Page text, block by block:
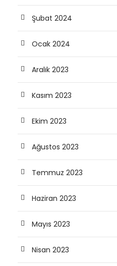
Şubat 2024
Ocak 2024
Aralık 2023
Kasım 2023
Ekim 2023
Ağustos 2023
Temmuz 2023
Haziran 2023
Mayıs 2023
Nisan 2023